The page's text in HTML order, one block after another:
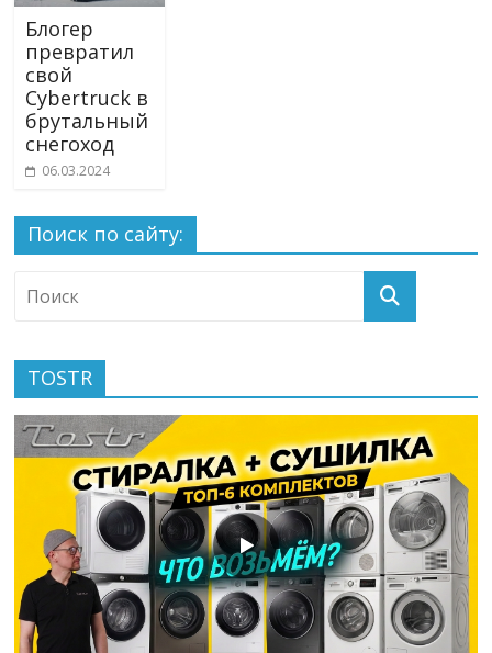
Блогер
превратил
свой
Cybertruck в
брутальный
снегоход
06.03.2024
Поиск по сайту:
TOSTR